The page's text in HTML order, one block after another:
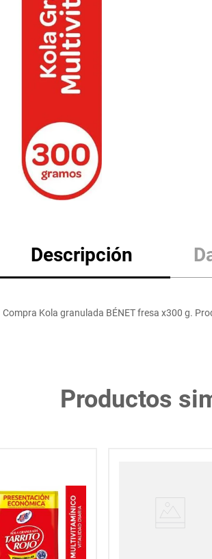
Descripción
Compra Kola granulada BÉNET fresa x300 g.
Productos